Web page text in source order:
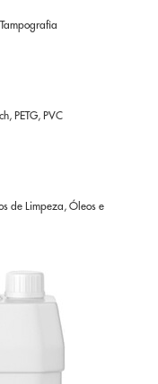
PETG, PVC
de Limpeza, Óleos e